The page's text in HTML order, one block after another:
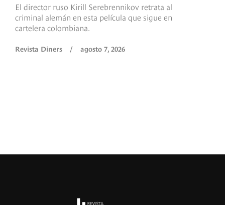
El director ruso Kirill Serebrennikov retrata al
criminal alemán en esta película que sigue en
cartelera colombiana.
Revista Diners / agosto 7, 2026